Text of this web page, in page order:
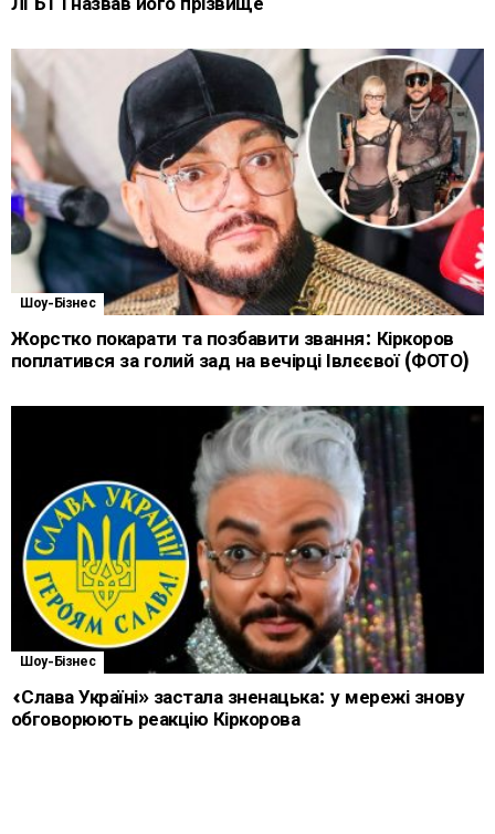
ЛГБТ і назвав його прізвище
Шоу-Бізнес
Жорстко покарати та позбавити звання: Кіркоров
поплатився за голий зад на вечірці Івлєєвої (ФОТО)
Шоу-Бізнес
«Слава Україні» застала зненацька: у мережі знову
обговорюють реакцію Кіркорова